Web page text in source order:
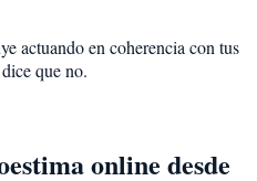
actuando en coherencia con tus
que no.
online desde